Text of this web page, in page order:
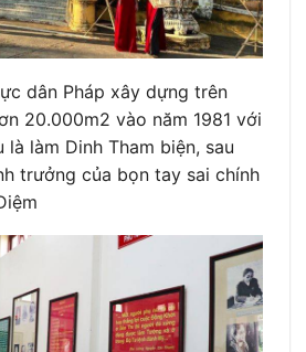
dân Pháp xây dựng trên
20.000m2 vào năm 1981 với
làm Dinh Tham biện, sau
trưởng của bọn tay sai chính